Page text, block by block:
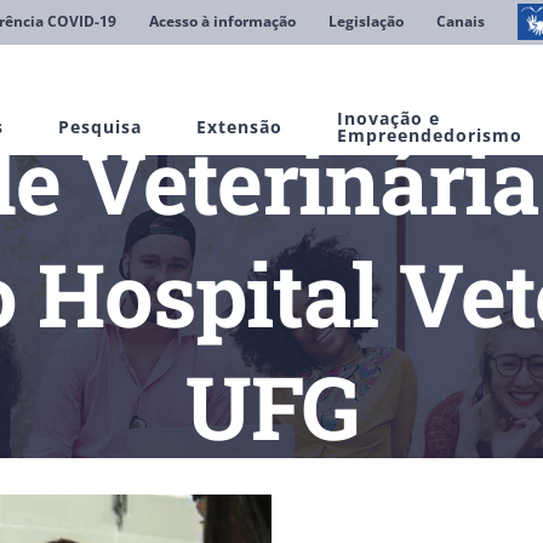
COVID-19 Acesso à informação Legislação Canais
Pesquisa Extensão Inovação e
Empreendedorismo
Hospital
UFG